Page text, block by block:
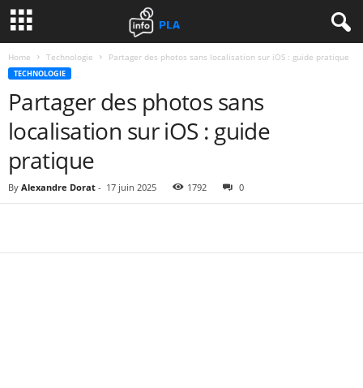
Home Technologie Partager des photos sans localisation sur iOS : guide pratique
TECHNOLOGIE
Partager des photos sans
localisation sur iOS : guide
pratique
By Alexandre Dorat - 17 juin 2025 1792 0